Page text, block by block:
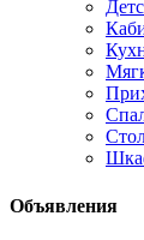
Объявления